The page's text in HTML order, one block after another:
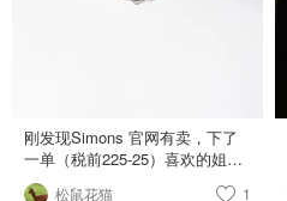
刚发现Simons 官网有卖，下了
一单（税前225-25）喜欢的姐妹
们冲鸭。
松鼠花猫 1